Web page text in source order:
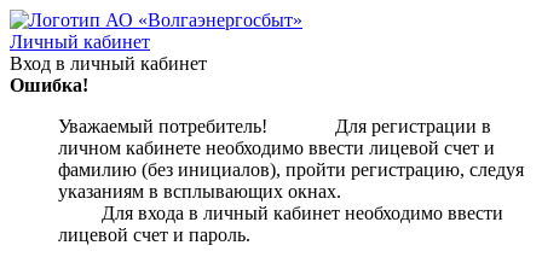
Личный кабинет
Вход в личный кабинет
Ошибка!
Уважаемый потребитель! Для регистрации в
личном кабинете необходимо ввести лицевой счет и
фамилию (без инициалов), пройти регистрацию, следуя
указаниям в всплывающих окнах.
Для входа в личный кабинет необходимо ввести
лицевой счет и пароль.